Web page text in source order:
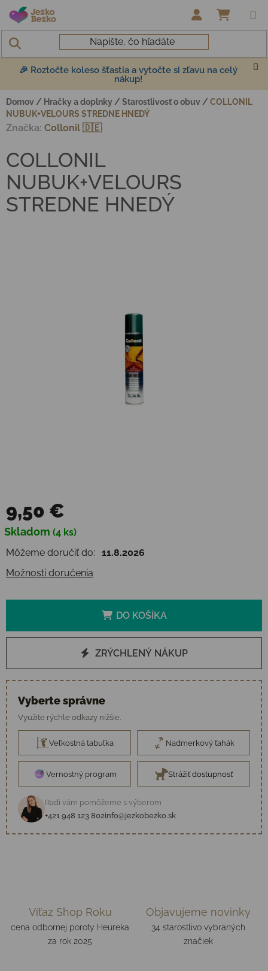
Prejsť na obsah
🎉 Roztočte koleso šťastia a vytočte si zľavu na celý
nákup!
Domov / Hračky a doplnky / Starostlivosť o obuv / COLLONIL
NUBUK+VELOURS STREDNE HNEDÝ
9,50 €
Jednotková cena:
Skladom (4 ks)
Môžeme doručiť do:
11.8.2026
Možnosti doručenia
DO KOŠÍKA
ZRÝCHLENÝ NÁKUP
Vyberte správne
Využite rýchle odkazy nižšie.
Veľkostná tabuľka Nadmerkový ťahák
Vernostný program Strážiť dostupnosť
Radi vám pomôžeme s výberom
+421 948 123 802info@jezkobezko.sk
COLLONIL
NUBUK+VELOURS
STREDNE HNEDÝ
Značka: Collonil 🇩🇪
Víťaz Shop Roku
cena odbornej poroty Heureka
za rok 2025
Objavujeme novinky
34 starostlivo vybraných
značiek